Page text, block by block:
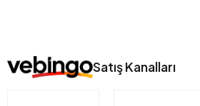
Satış Kanalları